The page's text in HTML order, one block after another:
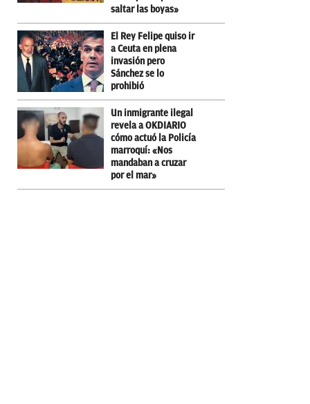
saltar las boyas»
El Rey Felipe quiso ir
a Ceuta en plena
invasión pero
Sánchez se lo
prohibió
Un inmigrante ilegal
revela a OKDIARIO
cómo actuó la Policía
marroquí: «Nos
mandaban a cruzar
por el mar»